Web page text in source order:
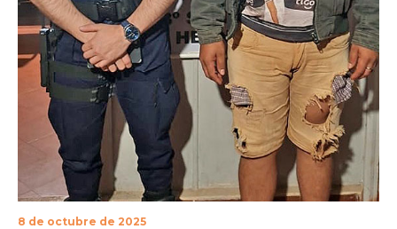
8 de octubre de 2025